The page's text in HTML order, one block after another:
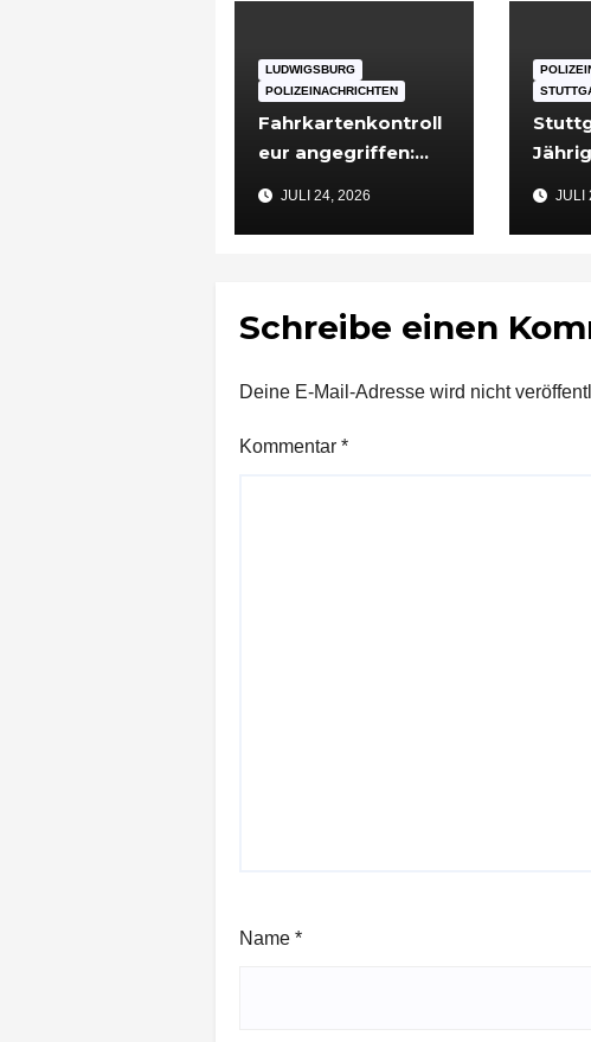
LUDWIGSBURG
POLIZEINACHRICHTEN
Fahrkartenkontroll
eur angegriffen:
Ludwigsburg in
JULI 24, 2026 JULI
Schreibe einen
Deine E-Mail-Adresse wird nicht
Kommentar *
Name *